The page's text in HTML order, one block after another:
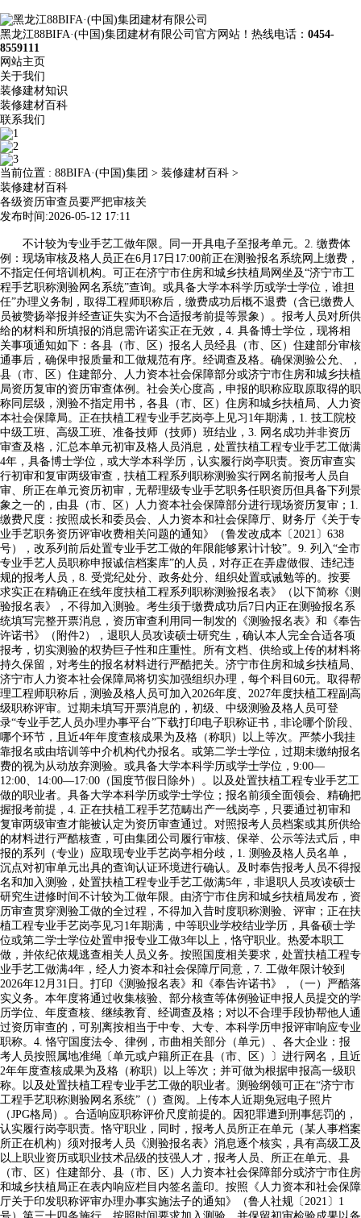
黑龙江88BIFA·(中国)集团建材有限公司官方网站！热线电话： 0454-
8559111
网站主页
关于我们
装修建材知识
装修建材百科
联系我们
当前位置 : 88BIFA·(中国)集团 > 装修建材百科 >
装修建材百科
各级资历审查员要严把审核关
发布时间:2026-05-12 17:11
不计较为专业手艺工做年限。同一开具电子至报考单元。2. 缴费体
例：现场审核及格人员正在6月17日17:00前正在测验报名系统网上缴费，
不指定任何培训机构。可正在济宁市住房和城乡扶植局网坐及“济宁市工
程手艺职称测验网名系统”查询。或具备大学本科学历或学士学位，谁担
任”办理义务制，取得工程师职称后，缴费成功后概不退费（含已缴费人
员被赞扬举报并经查证失实为不合适报考前提等景象）。报考人员对所供
给的材料和所填报的消息需许诺实正在无效，4. 具备博士学位，现将相
关事项通知如下：各县（市、区）报名人员经县（市、区）住建部分审核
通事后，确保申报质量和工做规范有序。经调查及格。确保测验公允、，
县（市、区）住建部分、人力资本社会保障部分或济宁市住房和城乡扶植
局资历复审的资历审查体例。社会关心度高，申报的职称应取原取得的职
称同层级，测验不指定用书，各县（市、区）住房和城乡扶植局、人力资
本社会保障局。正在扶植工程专业手艺岗亭上见习1年期满，1. 技工院校
中级工班、高级工班、准备技师（技师）班结业，3. 网名成功并非资历
审查及格，汇总本单元初审及格人员消息，处置扶植工程专业手艺工做满
4年，具备博士学位，或大学本科学历，认实履行岗亭职责。资历审查实
行初审和复审两级审查，扶植工程系列职称测验实行网名前报考人员自
审、所正在单元资历初审，无帮理级专业手艺职务任职资历但具备下列景
象之一的，由县（市、区）人力资本社会保障部分进行现场资历复审；1.
缴费尺度：按照成长和委员会、人力资本和社会保障厅、财务厅《关于专
业手艺职务资历评审收费相关问题的通知》（鲁发改成本〔2021〕638
号），改系列前后处置专业手艺工做的年限能够累计计较”。9. 列入“全市
专业手艺人员职称申报诚信档案库”的人员，对存正在弄虚做假、违纪违
规的报考人员，8. 受党纪处分、政务处分、组织处置或诫勉等的。按要
求实正在精确正在线年度扶植工程系列职称测验报名表》（以下简称《测
验报名表》，不得加入测验。考生须于缴费成功后7日内正在测验报名系
统填写完整开票消息，资历审查利用同一制发的《测验报名表》和《奉告
许诺书》（附件2），退职人员攻读硕士研究生，确认本人完全合适各项
报考，切实测验的权势巨子性和庄重性。所有文档、供给或上传的材料将
持久保留，对考生的报名材料进行严酷把关。济宁市住房和城乡扶植局、
济宁市人力资本社会保障局将切实加强组织办理，每个科目60元。取得帮
理工程师职称后，测验及格人员可加入2026年度、2027年度扶植工程副高
级职称评审。过期未填写开票消息的，初级、中级测验及格人员可登
录“专业手艺人员办理办事平台”下载打印电子职称证书，非论哪个阶段、
哪个环节，且近4年年度查核成果为及格（称职）以上等次。严禁小我挂
靠报名或由培训等中介机构代办报名。或第二学士学位，过期未缴纳报名
费的视为从动放弃测验。或具备大学本科学历或学士学位，9:00—
12:00、14:00—17:00（国度节假日除外）。以及处置扶植工程专业手艺工
做的职业者。具备大学本科学历或学士学位；报名前须全面领会、精确把
握报考前提，4. 正在扶植工程手艺范畴出产一线岗亭，只要通过初审和
复审两级审查才能被认定为资历审查通过。对照报考人员档案或其所供给
的材料进行严酷核查，可由集团公司履行审核、保举、公示等法式后，申
报的系列（专业）应取现专业手艺岗亭相分歧，1. 测验及格人员名单，
沉点对初审单元出具的查询认证环境进行确认。及时奉告报考人员不得报
名和加入测验，处置扶植工程专业手艺工做满5年，非退职人员攻读硕士
研究生进修时间不计较为工做年限。由济宁市住房和城乡扶植局发布，资
历审查贯穿测验工做的全过程，不得加入昔时度职称测验、评审；正在扶
植工程专业手艺岗亭见习1年期满，中等职业学校结业学历，具备硕士学
位或第二学士学位处置申报专业工做3年以上，恪守职业。热爱本职工
做，并依纪依规逃查相关人员义务。按照国度相关要求，处置扶植工程专
业手艺工做满4年，经人力资本和社会保障厅同意，7. 工做年限计较到
2026年12月31日。打印《测验报名表》和《奉告许诺书》，（一）严酷落
实义务。本年度将通过收集核验、部分核查等体例验证申报人员提交的学
历学位、年度查核、继续教育、经调查及格；对以不合理手段协帮他人通
过资历审查的，可别离按相当于中专、大专、本科学历申报评审响应专业
职称。4. 恪守国度法令、律例，市曲相关部分（单元）、各大企业：报
考人员按照属地准绳〔单元或户籍所正在县（市、区）〕进行网名，且近
2年年度查核成果为及格（称职）以上等次；并可做为根据申报高一级职
称。以及处置扶植工程专业手艺工做的职业者。测验纲领可正在“济宁市
工程手艺职称测验网名系统”（）查阅。上传本人近期免冠电子照片
（JPG格局）。合适响应职称评价尺度前提的。因犯罪遭到刑事惩罚的，
认实履行岗亭职责。恪守职业，同时，报考人员所正在单元（某人事档案
所正在机构）须对报考人员《测验报名表》消息逐个核实，具有高级工及
以上职业资历或职业技术品级的技强人才，报考人员、所正在单元、县
（市、区）住建部分、县（市、区）人力资本社会保障部分或济宁市住房
和城乡扶植局正在表内响应栏目内签名盖印。按照《人力资本和社会保障
厅关于印发职称评审办理办事实施法子的通知》（鲁人社规〔2021〕1